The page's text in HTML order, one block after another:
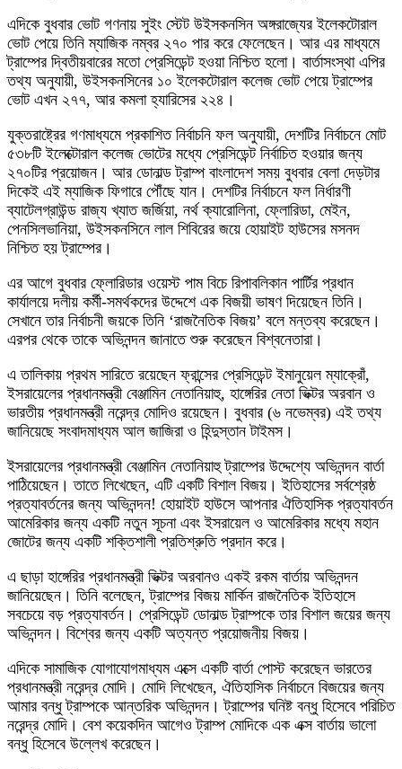
এদিকে বুধবার ভোট গণনায় সুইং স্টেট উইসকনসিন অঙ্গরাজ্যের ইলেকটোরাল
ভোট পেয়ে তিনি ম্যাজিক নম্বর ২৭০ পার করে ফেলেছেন। আর এর মাধ্যমে
ট্রাম্পের দ্বিতীয়বারের মতো প্রেসিডেন্ট হওয়া নিশ্চিত হলো। বার্তাসংস্থা এপির
তথ্য অনুযায়ী, উইসকনসিনের ১০ ইলেকটোরাল কলেজ ভোট পেয়ে ট্রাম্পের
ভোট এখন ২৭৭, আর কমলা হ্যারিসের ২২৪।
যুক্তরাষ্ট্রের গণমাধ্যমে প্রকাশিত নির্বাচনি ফল অনুযায়ী, দেশটির নির্বাচনে মোট
৫৩৮টি ইলেক্টোরাল কলেজ ভোটের মধ্যে প্রেসিডেন্ট নির্বাচিত হওয়ার জন্য
২৭০টির প্রয়োজন। আর ডোনাল্ড ট্রাম্প বাংলাদেশ সময় বুধবার বেলা দেড়টার
দিকেই এই ম্যাজিক ফিগারে পৌঁছে যান। দেশটির নির্বাচনে ফল নির্ধারণী
ব্যাটেলগ্রাউন্ড রাজ্য খ্যাত জর্জিয়া, নর্থ ক্যারোলিনা, ফ্লোরিডা, মেইন,
পেনসিলভানিয়া, উইসকনসিনে লাল শিবিরের জয়ে হোয়াইট হাউসের মসনদ
নিশ্চিত হয় ট্রাম্পের।
এর আগে বুধবার ফ্লোরিডার ওয়েস্ট পাম বিচে রিপাবলিকান পার্টির প্রধান
কার্যালয়ে দলীয় কর্মী-সমর্থকদের উদ্দেশে এক বিজয়ী ভাষণ দিয়েছেন তিনি।
সেখানে তার নির্বাচনী জয়কে তিনি ‘রাজনৈতিক বিজয়’ বলে মন্তব্য করেছেন।
এরপর থেকে তাকে অভিনন্দন জানাতে শুরু করেছেন বিশ্বনেতারা।
এ তালিকায় প্রথম সারিতে রয়েছেন ফ্রান্সের প্রেসিডেন্ট ইমানুয়েল ম্যাক্রোঁ,
ইসরায়েলের প্রধানমন্ত্রী বেঞ্জামিন নেতানিয়াহু, হাঙ্গেরির নেতা ভিক্টর অরবান ও
ভারতীয় প্রধানমন্ত্রী নরেন্দ্র মোদিও রয়েছেন। বুধবার (৬ নভেম্বর) এই তথ্য
জানিয়েছে সংবাদমাধ্যম আল জাজিরা ও হিন্দুস্তান টাইমস।
ইসরায়েলের প্রধানমন্ত্রী বেঞ্জামিন নেতানিয়াহু ট্রাম্পের উদ্দেশ্যে অভিনন্দন বার্তা
পাঠিয়েছেন। তাতে লিখেছেন, এটি একটি বিশাল বিজয়। ইতিহাসের সর্বশ্রেষ্ঠ
প্রত্যাবর্তনের জন্য অভিনন্দন! হোয়াইট হাউসে আপনার ঐতিহাসিক প্রত্যাবর্তন
আমেরিকার জন্য একটি নতুন সূচনা এবং ইসরায়েল ও আমেরিকার মধ্যে মহান
জোটের জন্য একটি শক্তিশালী প্রতিশ্রুতি প্রদান করে।
এ ছাড়া হাঙ্গেরির প্রধানমন্ত্রী ভিক্টর অরবানও একই রকম বার্তায় অভিনন্দন
জানিয়েছেন। তিনি বলেছেন, ট্রাম্পের বিজয় মার্কিন রাজনৈতিক ইতিহাসে
সবচেয়ে বড় প্রত্যাবর্তন। প্রেসিডেন্ট ডোনাল্ড ট্রাম্পকে তার বিশাল জয়ের জন্য
অভিনন্দন। বিশ্বের জন্য একটি অত্যন্ত প্রয়োজনীয় বিজয়।
এদিকে সামাজিক যোগাযোগমাধ্যম এক্সে একটি বার্তা পোস্ট করেছেন ভারতের
প্রধানমন্ত্রী নরেন্দ্র মোদি। মোদি লিখেছেন, ঐতিহাসিক নির্বাচনে বিজয়ের জন্য
আমার বন্ধু ট্রাম্পকে আন্তরিক অভিনন্দন। ট্রাম্পের ঘনিষ্ট বন্ধু হিসেবে পরিচিত
নরেন্দ্র মোদি। বেশ কয়েকদিন আগেও ট্রাম্প মোদিকে এক এক্স বার্তায় ভালো
বন্ধু হিসেবে উল্লেখ করেছেন।